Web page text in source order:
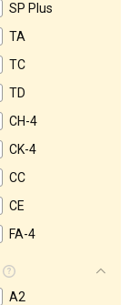
SP Plus
TA
TC
TD
CH-4
CK-4
CC
CE
FA-4
A2